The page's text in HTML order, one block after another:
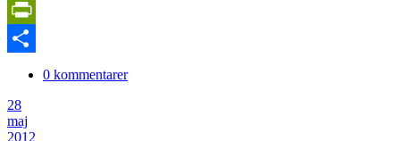
Copy
Link
PrintFriendly
0 kommentarer
28
maj
2012